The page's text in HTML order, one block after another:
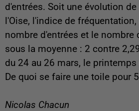
d'entrées. Soit une évolution de
l'Oise, l'indice de
nombre d'entrées et le nombre
sous la moyenne : 2 contre
du 24 au 26 mars, le
De quoi se faire une toile pour
Nicolas Chacun